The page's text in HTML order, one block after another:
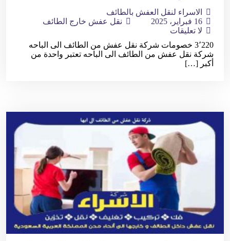
الاسراء لنقل العفش بالطائف
16 فبراير، 2025
نقل عفش خارج الطائف
لا تعليقات
3٬220 خصومات شركة نقل عفش من الطائف الى الباحه
شركة نقل عفش من الطائف الى الباحه تعتبر واحدة من
أكبر […]